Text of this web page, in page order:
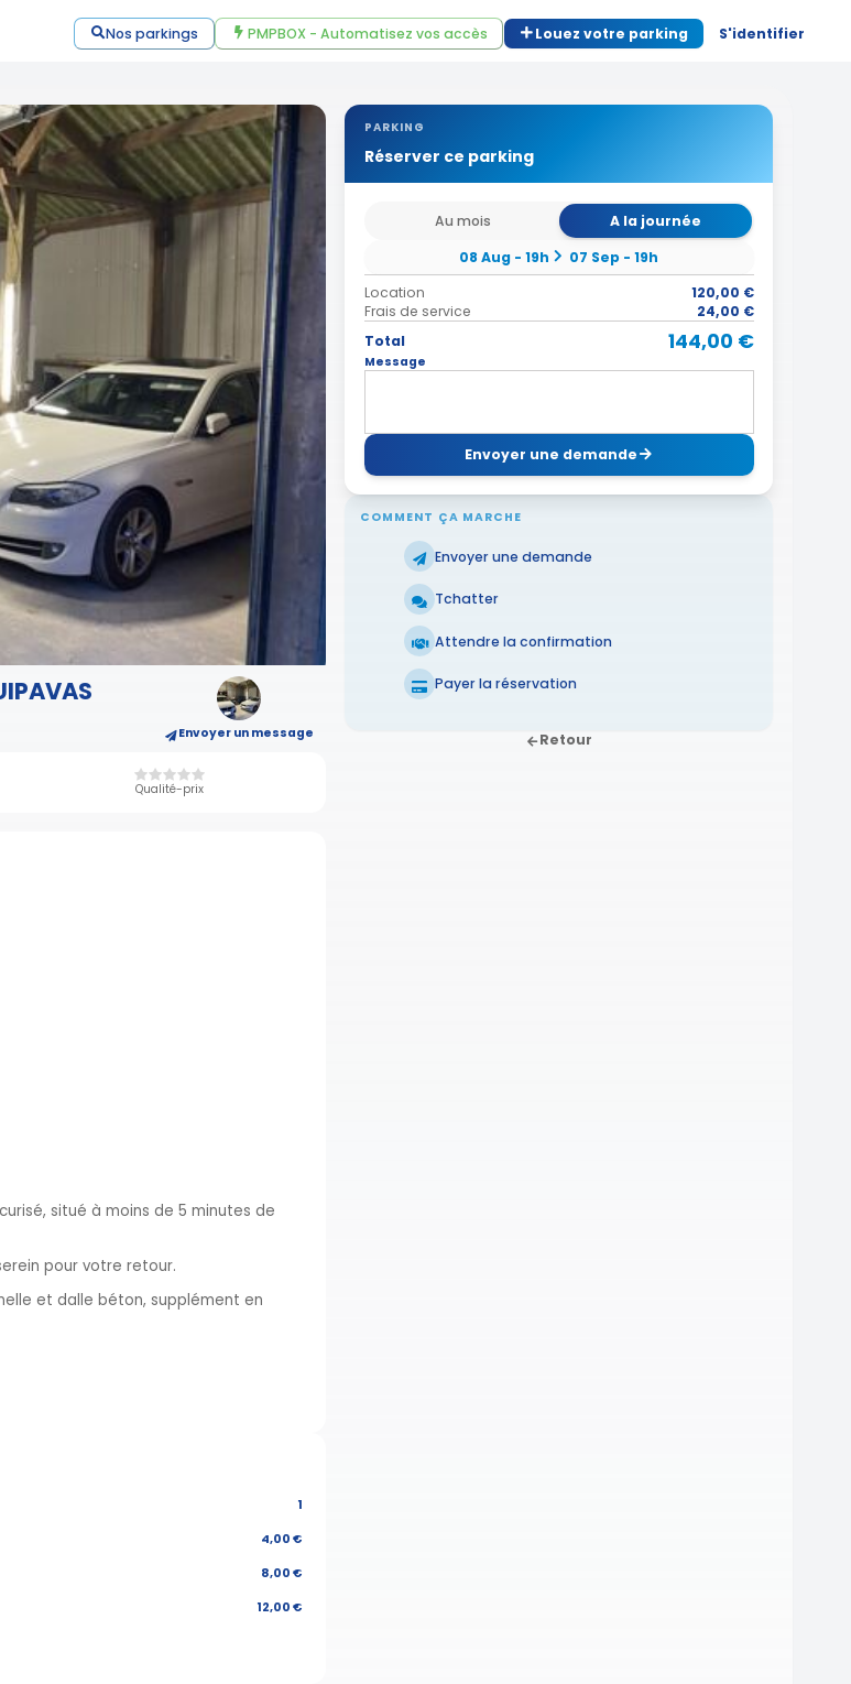
Nos parkings PMPBOX - Automatisez vos accès Louez votre parking S'identifier
Envoyer un message
Qualité-prix
PARKING
Réserver ce parking
Au mois
A la journée
08 Aug - 19h
07 Sep - 19h
Location
120,00 €
Frais de service
24,00 €
Total
144,00 €
Message
Envoyer une demande
COMMENT ÇA MARCHE
Envoyer une demande
Tchatter
Attendre la confirmation
Payer la réservation
Retour
situé à moins de 5 minutes de
pour votre retour.
et dalle béton, supplément en
1
4,00 €
8,00 €
12,00 €